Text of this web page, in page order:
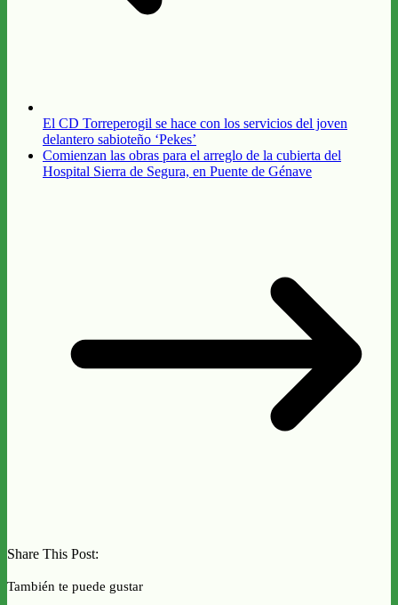
El CD Torreperogil se hace con los servicios del joven
delantero sabioteño ‘Pekes’
Comienzan las obras para el arreglo de la cubierta del
Hospital Sierra de Segura, en Puente de Génave
Share This Post:
También te puede gustar